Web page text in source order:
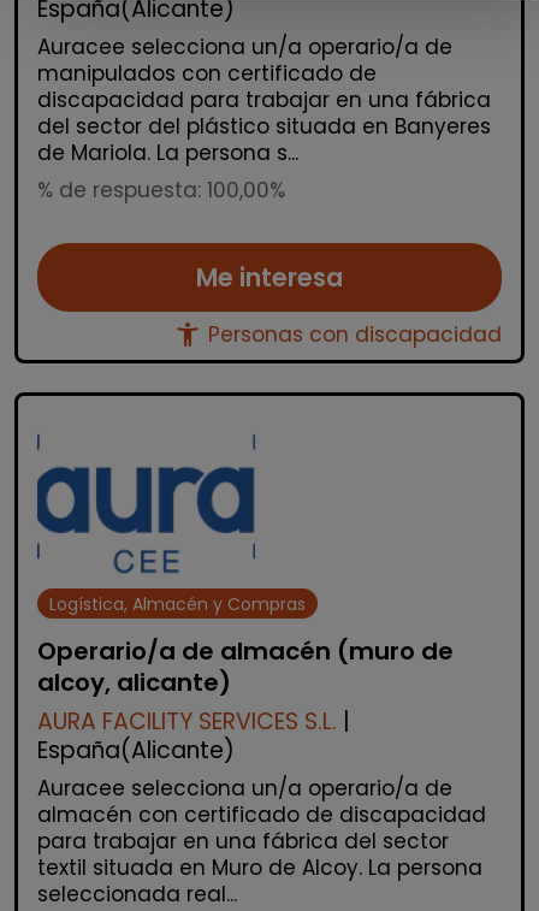
España(Alicante)
Auracee selecciona un/a operario/a de
manipulados con certificado de
discapacidad para trabajar en una fábrica
del sector del plástico situada en Banyeres
de Mariola. La persona s...
% de respuesta: 100,00%
Me interesa
accessibility_new Personas con discapacidad
Logística, Almacén y Compras
Operario/a de almacén (muro de
alcoy, alicante)
AURA FACILITY SERVICES S.L.
España(Alicante)
Auracee selecciona un/a operario/a de
almacén con certificado de discapacidad
para trabajar en una fábrica del sector
textil situada en Muro de Alcoy. La persona
seleccionada real...